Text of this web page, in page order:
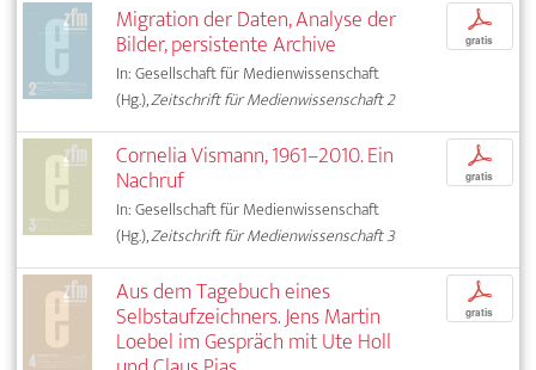
Migration der Daten, Analyse der
Bilder, persistente Archive
In: Gesellschaft für Medienwissenschaft
(Hg.),Zeitschrift für Medienwissenschaft 2
p
gratis
Cornelia Vismann, 1961–2010. Ein
Nachruf
In: Gesellschaft für Medienwissenschaft
(Hg.),Zeitschrift für Medienwissenschaft 3
p
gratis
Aus dem Tagebuch eines
Selbstaufzeichners. Jens Martin
Loebel im Gespräch mit Ute Holl
p
gratis